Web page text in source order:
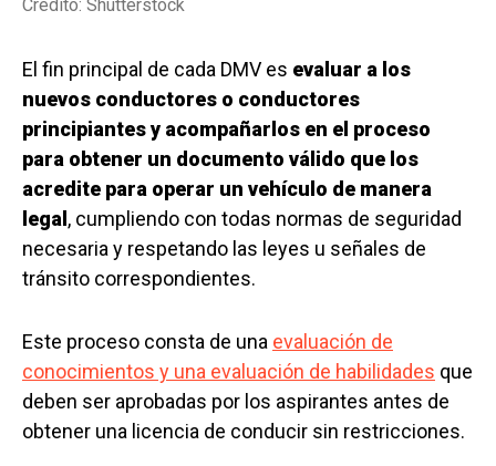
Crédito: Shutterstock
El fin principal de cada DMV es evaluar a los
nuevos conductores o conductores
principiantes y acompañarlos en el proceso
para obtener un documento válido que los
acredite para operar un vehículo de manera
legal , cumpliendo con todas normas de seguridad
necesaria y respetando las leyes u señales de
tránsito correspondientes.
Este proceso consta de una evaluación de
conocimientos y una evaluación de habilidades que
deben ser aprobadas por los aspirantes antes de
obtener una licencia de conducir sin restricciones.